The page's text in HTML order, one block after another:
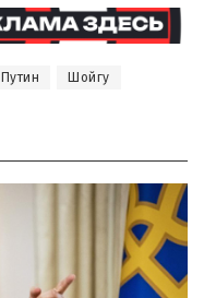
Путин Шойгу